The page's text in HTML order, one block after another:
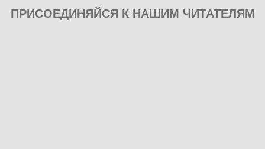
ПРИСОЕДИНЯЙСЯ К НАШИМ ЧИТАТЕЛЯМ